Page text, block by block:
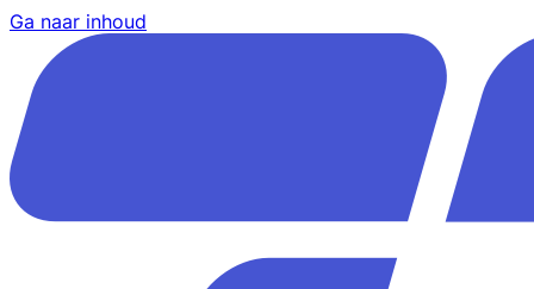
Ga naar inhoud